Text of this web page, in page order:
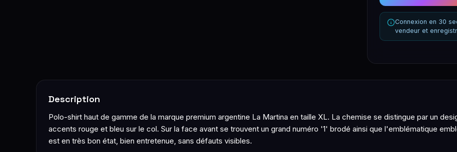
Connexion en 30
vendeur et
Description
Polo-shirt haut de gamme de la marque premium argentine La Martina en taille XL. La chemise se distingue par un
accents rouge et bleu sur le col. Sur la face avant se trouvent un grand numéro '1' brodé ainsi que l'emblématique
est en très bon état, bien entretenue, sans défauts visibles.